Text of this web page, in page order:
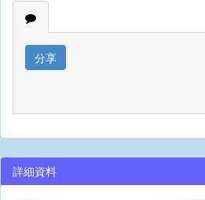
分享
詳細資料